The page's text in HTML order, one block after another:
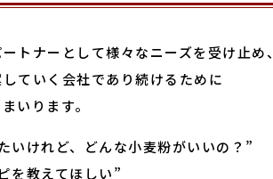
トナーとして様々なニーズを受け止め、
ていく会社であり続けるために
いります。
けれど、どんな小麦粉がいいの？”
を教えてほしい”